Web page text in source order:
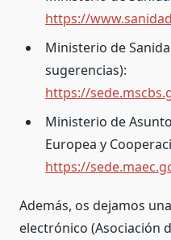
https://
Ministerio de
sugerencias):
https://
Ministerio de
Europea y
https://
Además, os dejamos
electrónico (Asociación